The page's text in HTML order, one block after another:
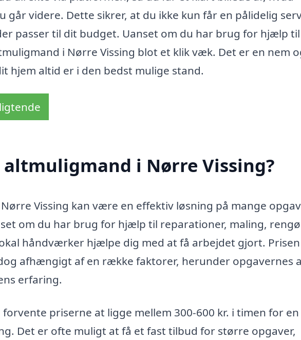
går videre. Dette sikrer, at du ikke kun får en pålidelig
passer til dit budget. Uanset om du har brug for hjælp
i Nørre Vissing blot et klik væk. Det er en nem
hjem altid er i den bedst mulige stand.
i Nørre Vissing?
Vissing kan være en effektiv løsning på mange
om du har brug for hjælp til reparationer, maling,
håndværker hjælpe dig med at få arbejdet gjort.
afhængigt af en række faktorer, herunder opgavernes
erfaring.
priserne at ligge mellem 300-600 kr. i timen for en
Det er ofte muligt at få et fast tilbud for større opgaver,